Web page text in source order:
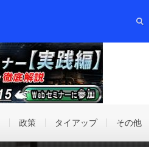
政策 タイアップ その他